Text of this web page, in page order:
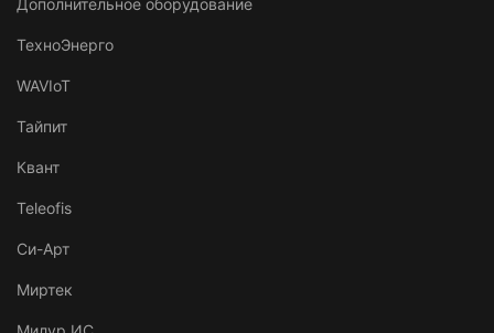
Дополнительное оборудование
ТехноЭнерго
WAVIoT
Тайпит
Квант
Teleofis
Си-Арт
Миртек